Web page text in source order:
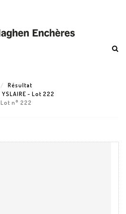
Résultat
YSLAIRE - Lot 222
Lot n° 222